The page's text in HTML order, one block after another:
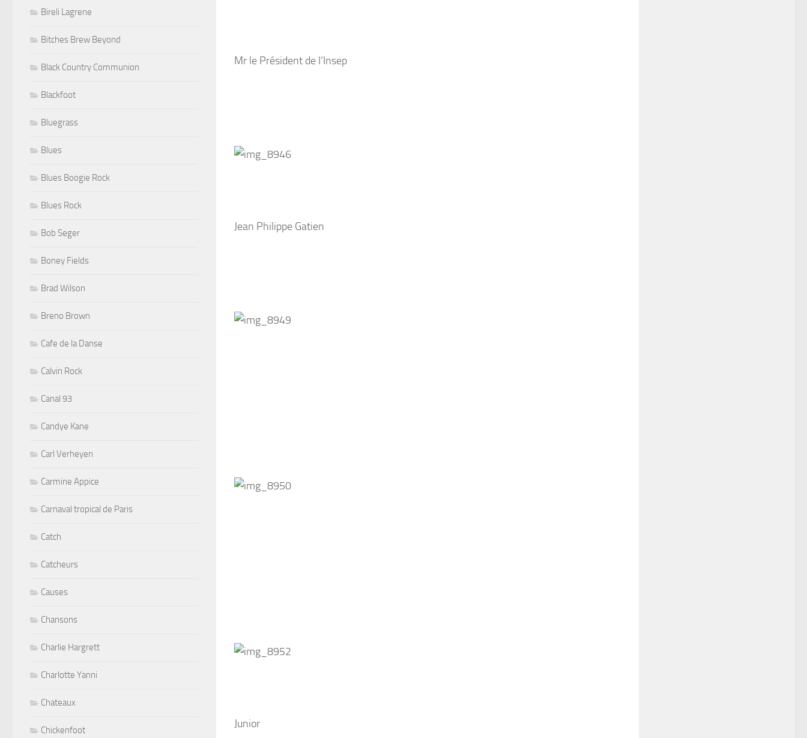
Mr le Président de l’Insep
Jean Philippe Gatien
Junior
Bireli Lagrene
Bitches Brew Beyond
Black Country Communion
Blackfoot
Bluegrass
Blues
Blues Boogie Rock
Blues Rock
Bob Seger
Boney Fields
Brad Wilson
Breno Brown
Cafe de la Danse
Calvin Rock
Canal 93
Candye Kane
Carl Verheyen
Carmine Appice
Carnaval tropical de Paris
Catch
Catcheurs
Causes
Chansons
Charlie Hargrett
Charlotte Yanni
Chateaux
Chickenfoot